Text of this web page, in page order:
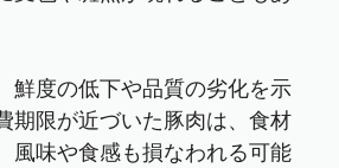
鮮度の低下や品質の劣化を示
期限が近づいた豚肉は、食材
風味や食感も損なわれる可能